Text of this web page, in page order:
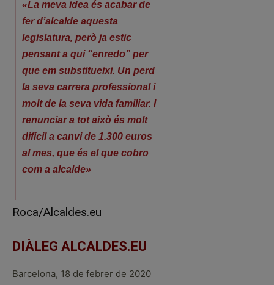
«La meva idea és acabar de
fer d’alcalde aquesta
legislatura, però ja estic
pensant a qui “enredo” per
que em substitueixi. Un perd
la seva carrera professional i
molt de la seva vida familiar. I
renunciar a tot això és molt
difícil a canvi de 1.300 euros
al mes, que és el que cobro
com a alcalde»
Roca/Alcaldes.eu
DIÀLEG ALCALDES.EU
Barcelona, 18 de febrer de 2020